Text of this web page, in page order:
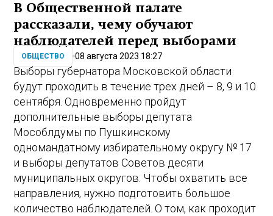
В Общественной палате
рассказали, чему обучают
наблюдателей перед выборами
ОБЩЕСТВО 08 августа 2023 18:27
Выборы губернатора Московской области
будут проходить в течение трех дней – 8, 9 и 10
сентября. Одновременно пройдут
дополнительные выборы депутата
Мособлдумы по Пушкинскому
одномандатному избирательному округу № 17
и выборы депутатов Советов десяти
муниципальных округов. Чтобы охватить все
направления, нужно подготовить большое
количество наблюдателей. О том, как проходит